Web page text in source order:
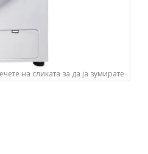
на сликата за да ја зумирате